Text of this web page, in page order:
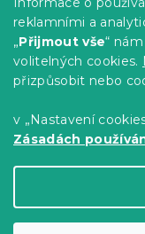
reklamními a
„Přijmout vše“
volitelných cookies.
přizpůsobit nebo
v „Nastavení
Zásadách
Návody
Tabulky velikostí
Blog
Copyright